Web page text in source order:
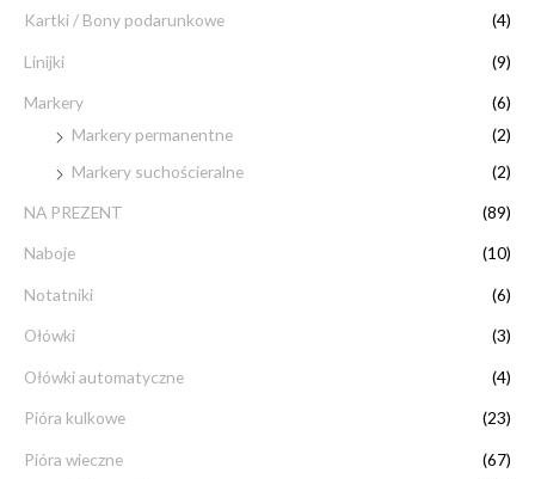
Kartki / Bony podarunkowe (4)
Linijki (9)
Markery
(6)
Markery permanentne
(2)
Markery suchościeralne
(2)
NA PREZENT (89)
Naboje (10)
Notatniki (6)
Ołówki (3)
Ołówki automatyczne (4)
Pióra kulkowe (23)
Pióra wieczne
(67)